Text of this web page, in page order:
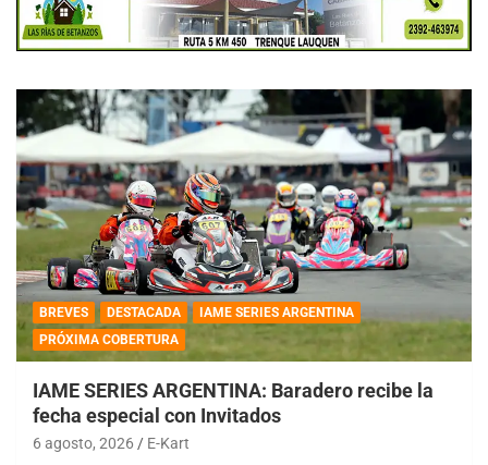
BREVES DESTACADA
IAME SERIES ARGENTINA
PRÓXIMA COBERTURA
IAME SERIES ARGENTINA: Baradero recibe la
fecha especial con Invitados
6 agosto, 2026 E-Kart